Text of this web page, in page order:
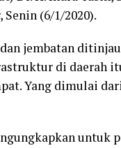
(6/1/2020).
jembatan
di daerah
Yang dimulai
untuk